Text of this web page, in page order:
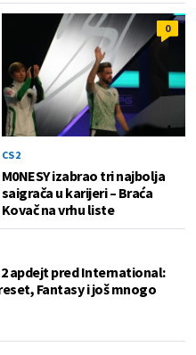
0
CS2
M0NESY izabrao tri najbolja
saigrača u karijeri – Braća
Kovač na vrhu liste
apdejt pred International:
Fantasy i još mnogo